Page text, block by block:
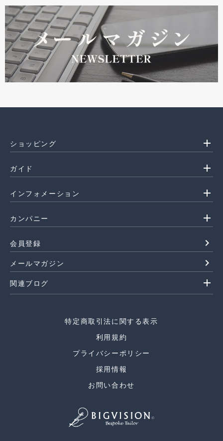
ショッピング add
ガイド add
インフォメーション add
カンパニー add
会員登録 navigate_next
メールマガジン navigate_next
関連ブログ add
特定商取引法に関する表示
利用規約
プライバシーポリシー
採用情報
お問い合わせ